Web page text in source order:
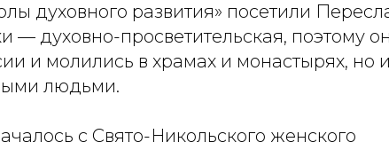
духовного развития» посетили
— духовно-просветительская, поэтому
и молились в храмах и монастырях, но и
людьми.
с Свято-Никольского женского